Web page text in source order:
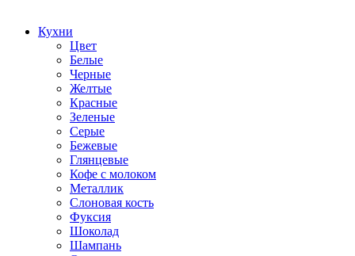
Кухни
Цвет
Белые
Черные
Желтые
Красные
Зеленые
Серые
Бежевые
Глянцевые
Кофе с молоком
Металлик
Слоновая кость
Фуксия
Шоколад
Шампань